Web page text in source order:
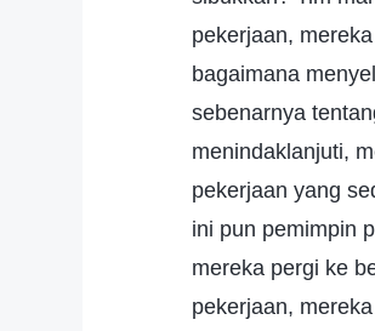
pekerjaan,
bagaimana
sebenarnya
menindaklanjuti,
pekerjaan yang
ini pun pemimpin
mereka pergi ke
pekerjaan,